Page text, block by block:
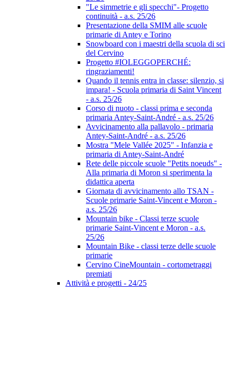
"Le simmetrie e gli specchi"- Progetto
continuità - a.s. 25/26
Presentazione della SMIM alle scuole
primarie di Antey e Torino
Snowboard con i maestri della scuola di sci
del Cervino
Progetto #IOLEGGOPERCHÉ:
ringraziamenti!
Quando il tennis entra in classe: silenzio, si
impara! - Scuola primaria di Saint Vincent
- a.s. 25/26
Corso di nuoto - classi prima e seconda
primaria Antey-Saint-André - a.s. 25/26
Avvicinamento alla pallavolo - primaria
Antey-Saint-André - a.s. 25/26
Mostra "Mele Vallée 2025" - Infanzia e
primaria di Antey-Saint-André
Rete delle piccole scuole "Petits noeuds" -
Alla primaria di Moron si sperimenta la
didattica aperta
Giornata di avvicinamento allo TSAN -
Scuole primarie Saint-Vincent e Moron -
a.s. 25/26
Mountain bike - Classi terze scuole
primarie Saint-Vincent e Moron - a.s.
25/26
Mountain Bike - classi terze delle scuole
primarie
Cervino CineMountain - cortometraggi
premiati
Attività e progetti - 24/25